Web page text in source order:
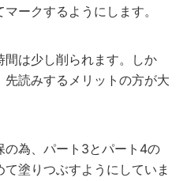
ークするようにします。
間は少し削られます。しか
読みするメリットの方が大
の為、パート3とパート4の
塗りつぶすようにしていま